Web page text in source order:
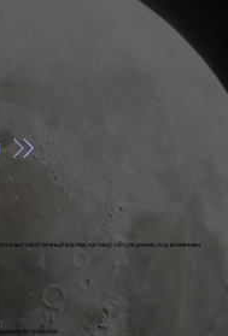
свой личный взгляд на тему обсуждения, под влиянием
Астрологии